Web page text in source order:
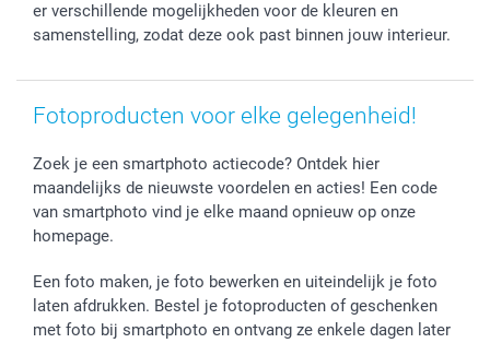
Prijslijst
Jobs & Stages
smartfriends
er verschillende mogelijkheden voor de kleuren en
samenstelling, zodat deze ook past binnen jouw interieur.
Fotoproducten voor elke gelegenheid!
Zoek je een smartphoto actiecode? Ontdek hier
maandelijks de nieuwste voordelen en acties! Een code
van smartphoto vind je elke maand opnieuw op onze
homepage.
Een foto maken, je foto bewerken en uiteindelijk je foto
laten afdrukken. Bestel je fotoproducten of geschenken
met foto bij smartphoto en ontvang ze enkele dagen later